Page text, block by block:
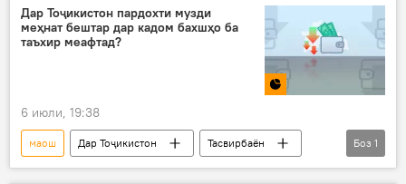
вазир
музди кор
Дар Тоҷикистон пардохти музди
меҳнат бештар дар кадом бахшҳо ба
таъхир меафтад?
6 июли, 19:38
маош Дар Тоҷикистон
Тасвирбаён
омор
Боз 1